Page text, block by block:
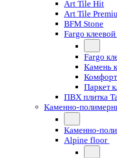
Art Tile Hit
Art Tile
BFM Stone
Fargo клеевой
Fargo
Камень
Паркет
ПВХ плитка
Каменно-
Каменно-
Alpine floor